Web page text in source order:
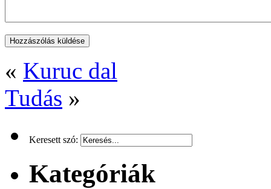
« Kuruc dal
Tudás »
Keresett szó:
Kategóriák